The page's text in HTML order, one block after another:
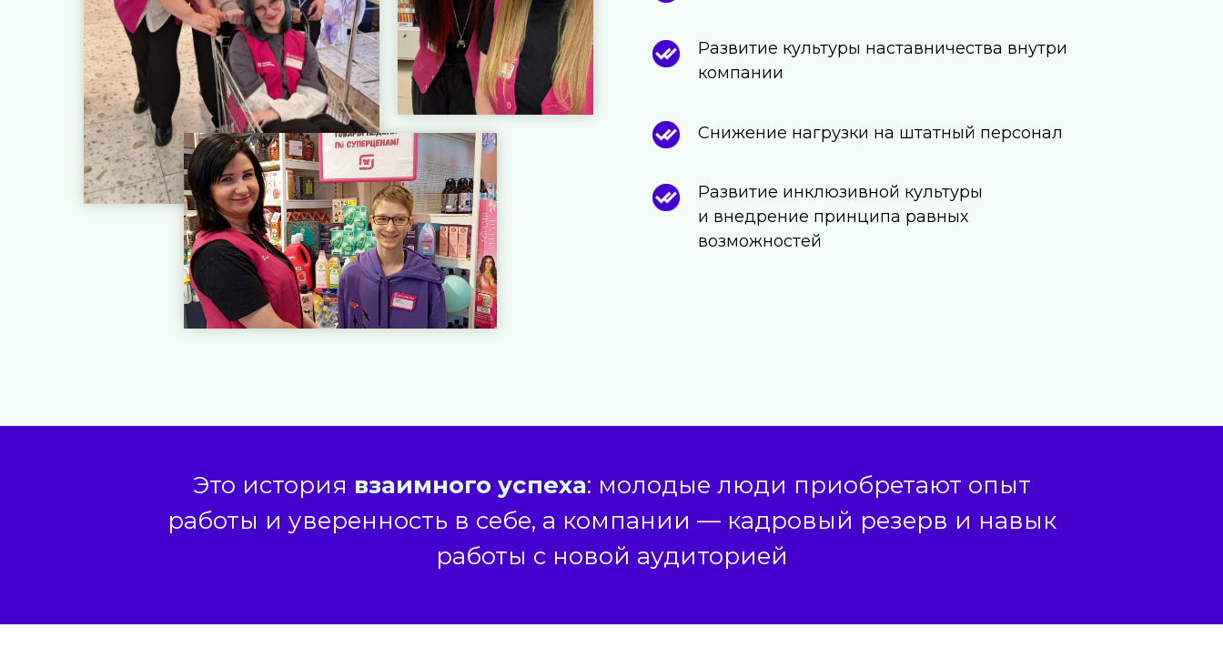
Развитие культуры наставничества внутри
компании
Снижение нагрузки на штатный персонал
Развитие инклюзивной культуры
и внедрение принципа равных
возможностей
Это история взаимного успеха: молодые люди приобретают опыт
работы и уверенность в себе, а компании — кадровый резерв и навык
работы с новой аудиторией